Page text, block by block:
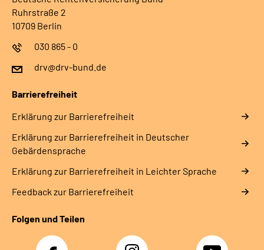
Ruhrstraße 2
10709 Berlin
030 865 - 0
drv@drv-bund.de
Barrierefreiheit
Erklärung zur Barrierefreiheit
Erklärung zur Barrierefreiheit in Deutscher
Gebärdensprache
Erklärung zur Barrierefreiheit in Leichter Sprache
Feedback zur Barrierefreiheit
Folgen und Teilen
Facebook Instagram YouTube